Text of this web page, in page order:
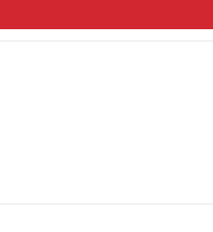
for newshirtsin a size
9, 2018